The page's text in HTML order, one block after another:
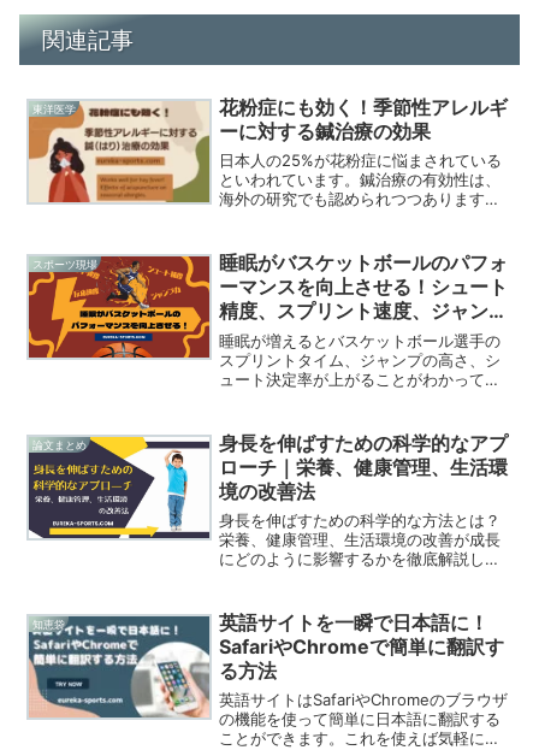
関連記事
東洋医学
花粉症にも効く！季節性アレルギ
ーに対する鍼治療の効果
日本人の25%が花粉症に悩まされている
といわれています。鍼治療の有効性は、
海外の研究でも認められつつあります。
させるのに有効です。今回は花粉症に対
する鍼治療の効果を紹介します。
スポーツ現場
睡眠がバスケットボールのパフォ
ーマンスを向上させる！シュート
精度、スプリント速度、ジャンプ
力、反応速度が上がる！
睡眠が増えるとバスケットボール選手の
スプリントタイム、ジャンプの高さ、シ
ュート決定率が上がることがわかってい
ンスについてのシステマティックレビュ
ー」について紹介していきます。コーチ
ングスタッフやアスレティックトレーナ
ーは睡眠を練習の一環として最優先事項
として考えるべきです。
論文まとめ
身長を伸ばすための科学的なアプ
ローチ｜栄養、健康管理、生活環
境の改善法
身長を伸ばすための科学的な方法とは？
栄養、健康管理、生活環境の改善が成長
にどのように影響するかを徹底解説して
病の予防等、生活環境と身長の関係を知
り、背を伸ばすためのアプローチ方法を
見つけましょう。
知恵袋
英語サイトを一瞬で日本語に！
SafariやChromeで簡単に翻訳す
る方法
英語サイトはSafariやChromeのブラウザ
の機能を使って簡単に日本語に翻訳する
ことができます。これを使えば気軽に海